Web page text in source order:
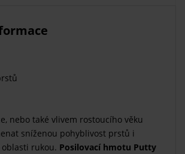
nebo také vlivem rostoucího věku
sníženou pohyblivost prstů i
rukou. Posilovací hmotu Putty